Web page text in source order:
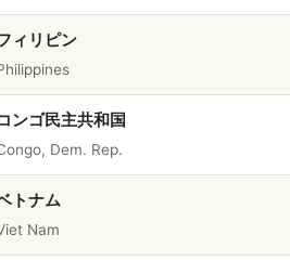
ィリピン
ンゴ民主共和国
Dem. Rep.
トナム
Nam